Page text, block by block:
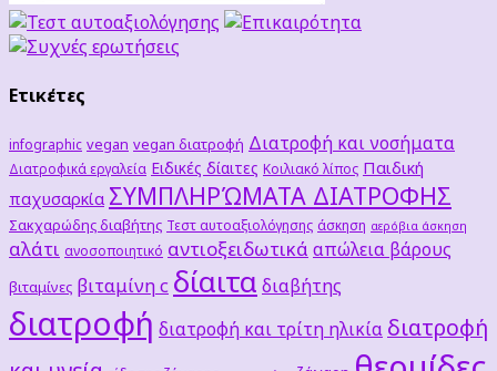
Ετικέτες
infographic vegan vegan διατροφή Διατροφή και νοσήματα
Διατροφικά εργαλεία Ειδικές δίαιτες Κοιλιακό λίπος Παιδική
παχυσαρκία ΣΥΜΠΛΗΡΏΜΑΤΑ ΔΙΑΤΡΟΦΗΣ
Σακχαρώδης διαβήτης Τεστ αυτοαξιολόγησης άσκηση αερόβια άσκηση
αλάτι ανοσοποιητικό αντιοξειδωτικά απώλεια βάρους
βιταμίνες βιταμίνη c δίαιτα διαβήτης
διατροφή διατροφή και τρίτη ηλικία διατροφή